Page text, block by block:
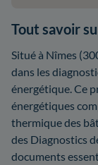
Tout savoir
Situé à Nîmes
dans les
énergétique. Ce
énergétiques
thermique des
des Diagnostics
documents